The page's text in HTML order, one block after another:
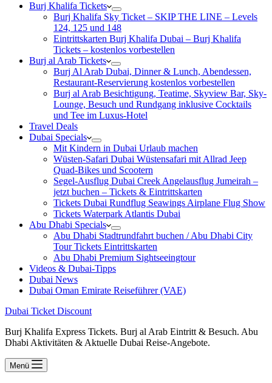
Burj Khalifa Tickets
Burj Khalifa Sky Ticket – SKIP THE LINE – Levels
124, 125 und 148
Eintrittskarten Burj Khalifa Dubai – Burj Khalifa
Tickets – kostenlos vorbestellen
Burj al Arab Tickets
Burj Al Arab Dubai, Dinner & Lunch, Abendessen,
Restaurant-Reservierung kostenlos vorbestellen
Burj al Arab Besichtigung, Teatime, Skyview Bar, Sky-
Lounge, Besuch und Rundgang inklusive Cocktails
und Tee im Luxus-Hotel
Travel Deals
Dubai Specials
Mit Kindern in Dubai Urlaub machen
Wüsten-Safari Dubai Wüstensafari mit Allrad Jeep
Quad-Bikes und Scootern
Segel-Ausflug Dubai Creek Angelausflug Jumeirah –
jetzt buchen – Tickets & Eintrittskarten
Tickets Dubai Rundflug Seawings Airplane Flug Show
Tickets Waterpark Atlantis Dubai
Abu Dhabi Specials
Abu Dhabi Stadtrundfahrt buchen / Abu Dhabi City
Tour Tickets Eintrittskarten
Abu Dhabi Premium Sightseeingtour
Videos & Dubai-Tipps
Dubai News
Dubai Oman Emirate Reiseführer (VAE)
Dubai Ticket Discount
Burj Khalifa Express Tickets. Burj al Arab Eintritt & Besuch. Abu
Dhabi Aktivitäten & Aktuelle Dubai Reise-Angebote.
Menü